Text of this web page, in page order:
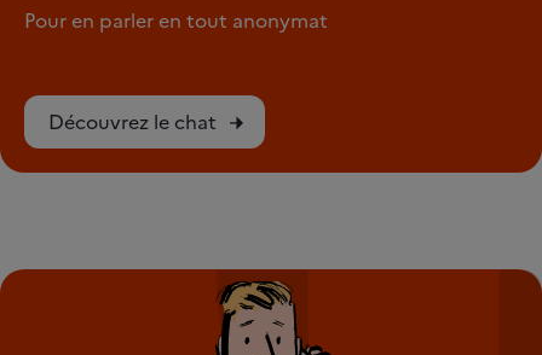
Pour en parler en tout anonymat
Découvrez le chat